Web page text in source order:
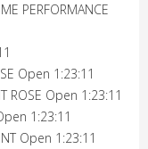
PERFORMANCE
Open 1:23:11
ROSE Open 1:23:11
1:23:11
Open 1:23:11